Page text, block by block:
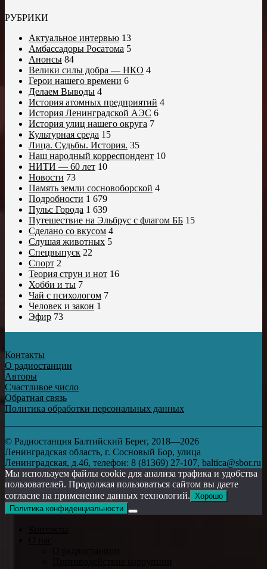
РУБРИКИ
Актуальное интервью 13
Амбассадоры Росатома 5
Анонсы 84
Велики силы добра — НКО 4
Герои нашего времени 6
Делаем Выводы 4
История атомных предприятий 4
История Ленинградской АЭС 6
История улиц нашего округа 7
Культурная среда 15
Лица. Судьбы. История. 35
Наш народный корреспондент 10
НИТИ — 60 лет 10
Новости 73
Память земли сосновоборской 4
Подробности 1 679
Пульс Города 1 639
Путешествие на Эльбрус с флагом ББ 15
Сделано со вкусом 4
Слушая животных 5
Спецвыпуск 22
Спорт 2
Теория струн и нот 16
Хобби и ты 7
Чай с психологом 7
Человек и закон 1
Эфир 73
Контакты
О радиостанции
Авторы
Счастливое число
Обратная связь
Политика обработки персональных данных
© Радиостанция Балтийский Берег, 2018—2026
Ленинградская область, г. Сосновый Бор, улица
Ленинградская, д.46, телефон: 8 (81369) 27-107, baltica@sbor.ru
Мы используем файлы cookie для анализа трафика и удобства
пользователей. Продолжая пользоваться сайтом вы даете
согласие на применение данных технологий. Хорошо
Политика конфиденциальности